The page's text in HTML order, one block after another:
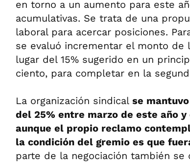
en torno a un aumento para este
acumulativas. Se trata de una
laboral para acercar posiciones.
se evaluó incrementar el monto de
lugar del 15% sugerido en un
ciento, para completar en la
La organización sindical se
del 25% entre marzo de este año y
aunque el propio reclamo
la condición del gremio es que
parte de la negociación también se